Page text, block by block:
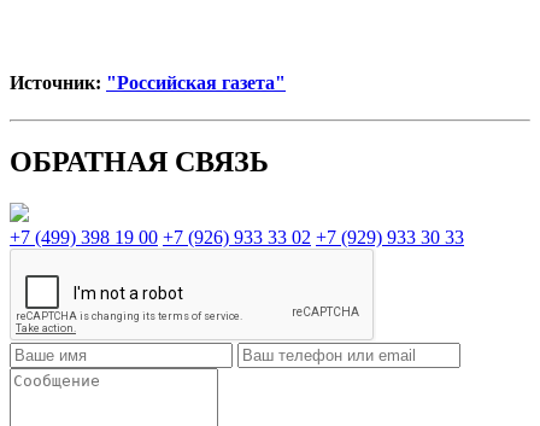
Источник: "Российская газета"
ОБРАТНАЯ СВЯЗЬ
+7 (499) 398 19 00 +7 (926) 933 33 02 +7 (929) 933 30 33